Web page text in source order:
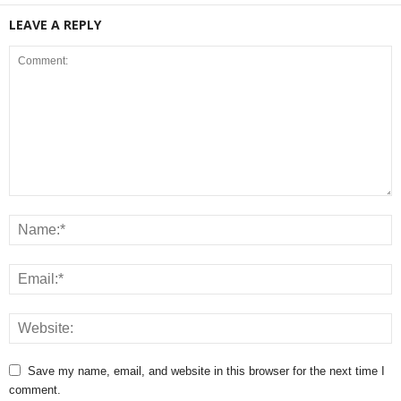
LEAVE A REPLY
Save my name, email, and website in this browser for the next time I
comment.